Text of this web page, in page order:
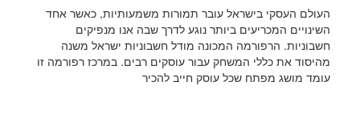
העולם העסקי בישראל עובר תמורות משמעותיות, כאשר אחד
השינויים המכריעים ביותר נוגע לדרך שבה אנו מנפיקים
חשבוניות. הרפורמה המכונה מודל חשבוניות ישראל משנה
מהיסוד את כללי המשחק עבור עוסקים רבים. במרכז רפורמה זו
עומד מושג מפתח שכל עוסק חייב להכיר